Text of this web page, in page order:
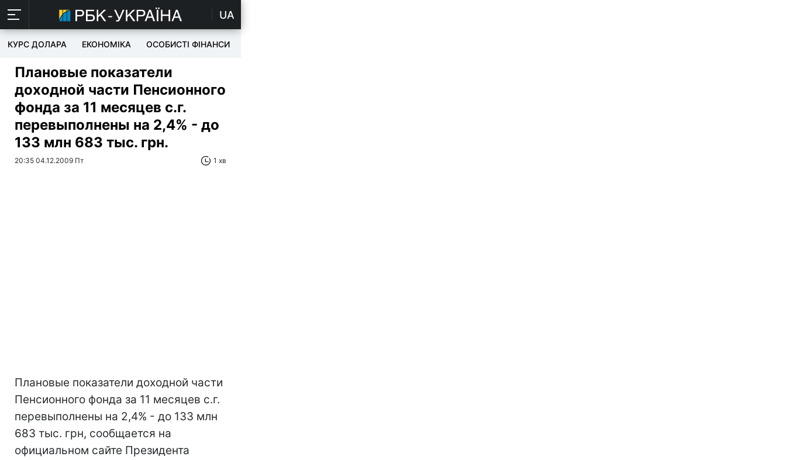
UA
КУРС ДОЛАРА ЕКОНОМІКА ОСОБИСТІ ФІНАНСИ
Плановые показатели
доходной части Пенсионного
фонда за 11 месяцев с.г.
перевыполнены на 2,4% - до
133 млн 683 тыс. грн.
20:35 04.12.2009 Пт 1 хв
Плановые показатели доходной части
Пенсионного фонда за 11 месяцев с.г.
перевыполнены на 2,4% - до 133 млн
683 тыс. грн, сообщается на
официальном сайте Президента